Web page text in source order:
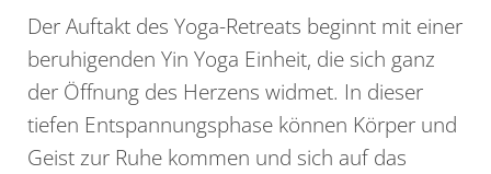
Der Auftakt des Yoga-Retreats beginnt mit einer
beruhigenden Yin Yoga Einheit, die sich ganz
der Öffnung des Herzens widmet. In dieser
tiefen Entspannungsphase können Körper und
Geist zur Ruhe kommen und sich auf das